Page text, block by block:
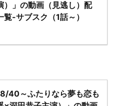
）」の動画（見逃し）配
覧-サブスク（1話～）
40～ふたりなら夢も恋も